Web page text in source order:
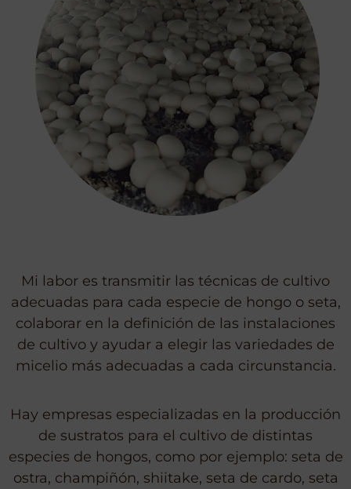
Mi labor es transmitir las técnicas de cultivo
adecuadas para cada especie de hongo o seta,
colaborar en la definición de las instalaciones
de cultivo y ayudar a elegir las variedades de
micelio más adecuadas a cada circunstancia.
Hay empresas especializadas en la producción
de sustratos para el cultivo de distintas
especies de hongos, como por ejemplo: seta de
ostra, champiñón, shiitake, seta de cardo, seta